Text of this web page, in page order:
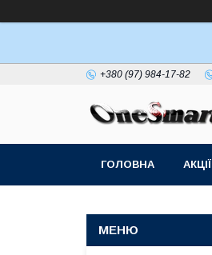
+380 (97) 984-17-82
ГОЛОВНА АКЦІЇ